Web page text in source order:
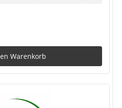
Warenkorb